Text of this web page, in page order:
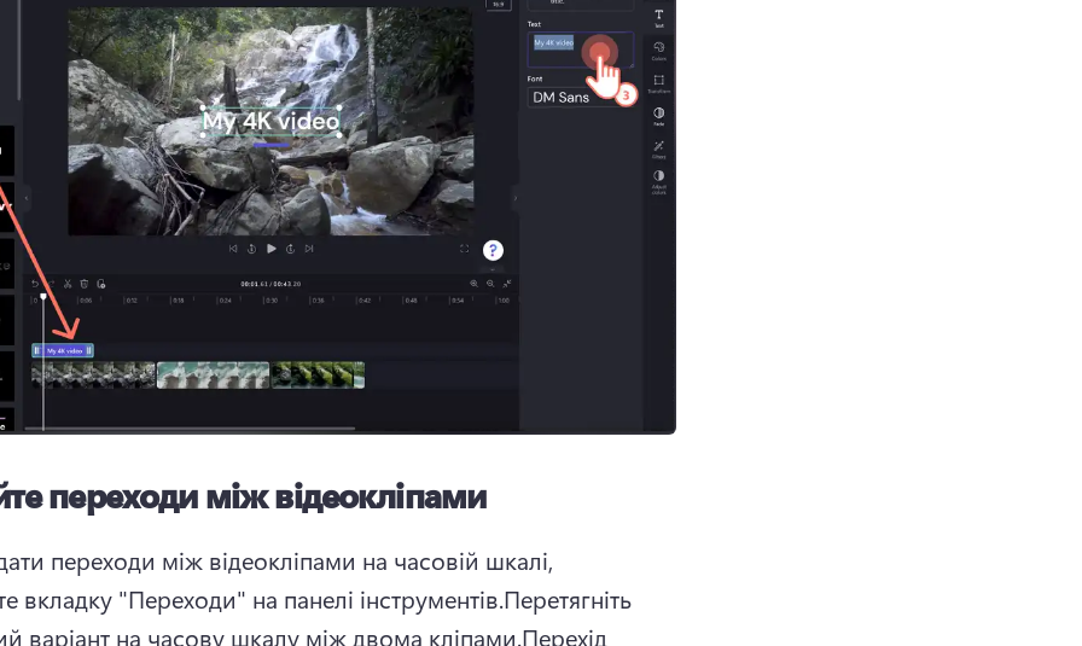
переходи між відеокліпами
переходи між відеокліпами на часовій шкалі,
вкладку "Переходи" на панелі інструментів.Перетягніть
варіант на часову шкалу між двома кліпами.Перехід